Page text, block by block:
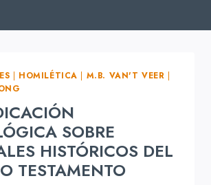
| HOMILÉTICA | M.B. VAN'T VEER |
SOBRE
HISTÓRICOS DEL
TESTAMENTO